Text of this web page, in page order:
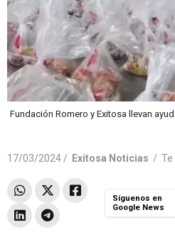
Fundación Romero y Exitosa llevan
17/03/2024 / Exitosa Noticias / Te
Síguenos en
Google News